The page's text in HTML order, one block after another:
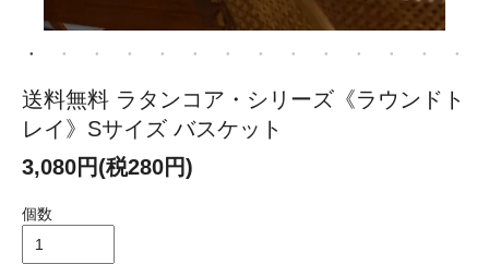
送料無料 ラタンコア・シリーズ《ラウンドト
レイ》Sサイズ バスケット
3,080円(税280円)
個数